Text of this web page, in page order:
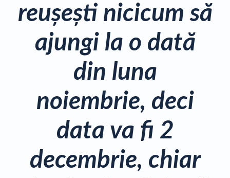
reuşeşti nicicum să
ajungi la o dată
din luna
noiembrie, deci
data va fi 2
decembrie, chiar